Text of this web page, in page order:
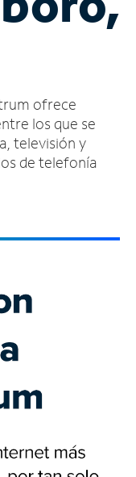
ofrece
los que se
televisión y
de telefonía